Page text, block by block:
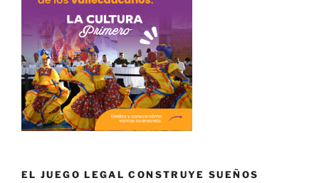
EL JUEGO LEGAL CONSTRUYE SUEÑOS